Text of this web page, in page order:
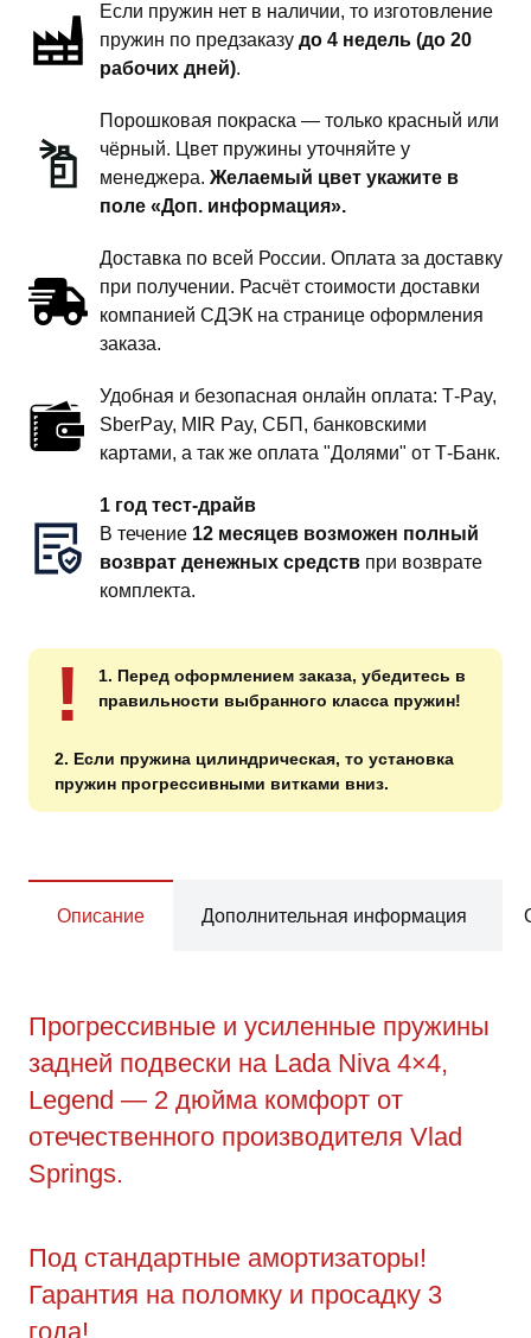
дюйма
комфорт
Если пружин нет в наличии, то изготовление
пружин по предзаказу до 4 недель (до 20
рабочих дней).
Порошковая покраска — только красный или
чёрный. Цвет пружины уточняйте у
менеджера. Желаемый цвет укажите в
поле «Доп. информация».
Доставка по всей России. Оплата за доставку
при получении. Расчёт стоимости доставки
компанией СДЭК на странице оформления
заказа.
Удобная и безопасная онлайн оплата: T‑Pay,
SberPay, MIR Pay, СБП, банковскими
картами, а так же оплата "Долями" от Т-Банк.
1 год тест-драйв
В течение 12 месяцев возможен полный
возврат денежных средств при возврате
комплекта.
!
1. Перед оформлением заказа, убедитесь в
правильности выбранного класса пружин!
2. Если пружина цилиндрическая, то установка
пружин прогрессивными витками вниз.
Описание Дополнительная информация
Прогрессивные и усиленные пружины
задней подвески на Lada Niva 4×4,
Legend — 2 дюйма комфорт от
отечественного производителя Vlad
Springs.
Под стандартные амортизаторы!
Гарантия на поломку и просадку 3
года!